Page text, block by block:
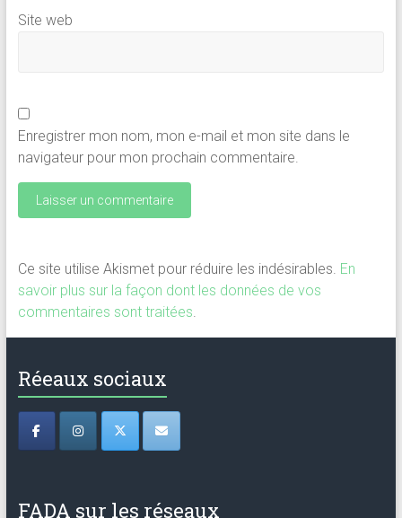
Site web
Enregistrer mon nom, mon e-mail et mon site dans le
navigateur pour mon prochain commentaire.
Ce site utilise Akismet pour réduire les indésirables. En
savoir plus sur la façon dont les données de vos
commentaires sont traitées.
Réeaux sociaux
FADA sur les réseaux